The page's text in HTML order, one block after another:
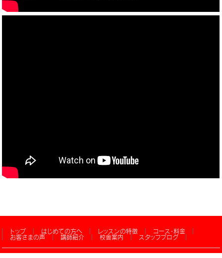
トップ はじめての方へ レッスンの特徴
コース・料金
お客さまの声
講師紹介 校舎案内 スタッフブログ